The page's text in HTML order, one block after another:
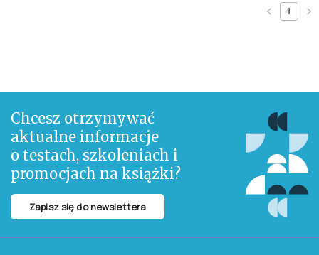
1
Chcesz otrzymywać
aktualne informacje
o testach, szkoleniach i
promocjach na książki?
Zapisz się do newslettera